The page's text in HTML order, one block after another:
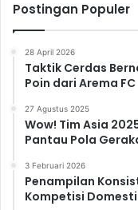
Postingan Populer
28 April 2026
Taktik Cerdas
Poin dari Arema FC
27 Agustus 2025
Wow! Tim Asia
Pantau Pola
3 Februari 2026
Penampilan
Kompetisi